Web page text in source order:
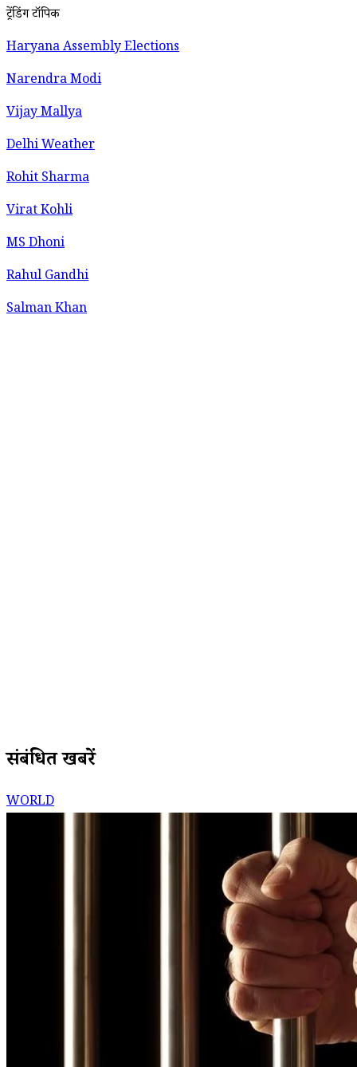
ट्रेंडिंग टॉपिक
Haryana Assembly Elections
Narendra Modi
Vijay Mallya
Delhi Weather
Rohit Sharma
Virat Kohli
MS Dhoni
Rahul Gandhi
Salman Khan
संबंधित खबरें
WORLD